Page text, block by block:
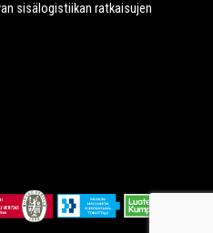
sisälogistiikan ratkaisujen